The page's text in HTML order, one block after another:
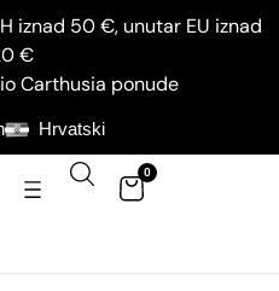
iznad 50 €, unutar EU iznad
€
Carthusia ponude
Hrvatski
0